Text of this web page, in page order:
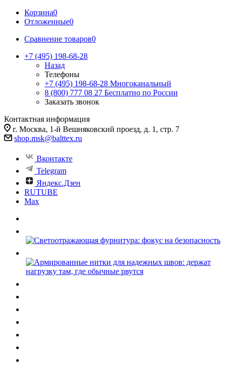
Корзина0
Отложенные0
Сравнение товаров0
+7 (495) 198-68-28
Назад
Телефоны
+7 (495) 198-68-28 Многоканальный
8 (800) 777 08 27 Бесплатно по России
Заказать звонок
Контактная информация
г. Москва, 1-й Вешняковский проезд, д. 1, стр. 7
shop.msk@balttex.ru
Вконтакте
Telegram
Яндекс.Дзен
RUTUBE
Max